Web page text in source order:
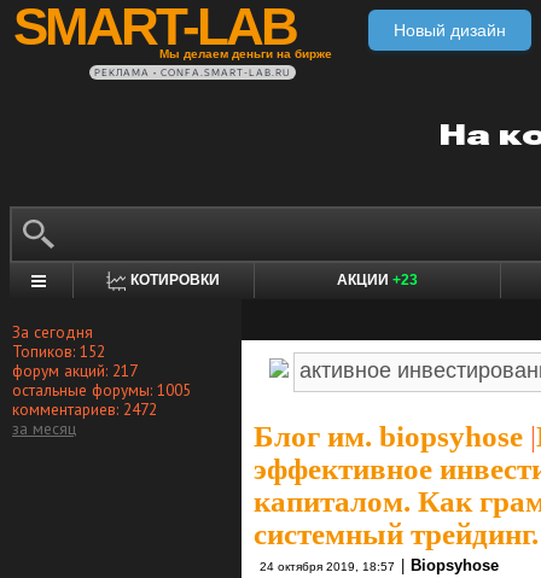
SMART-LAB
Мы делаем деньги на бирже
Новый дизайн
РЕКЛАМА • CONFA.SMART-LAB.RU
КОТИРОВКИ АКЦИИ +23
За сегодня
Топиков: 152
форум акций: 217
остальные форумы: 1005
комментариев: 2472
за месяц
Блог им. biopsyhose |
эффективное
капиталом. Как
системный трейдинг.
24 октября 2019, 18:57 Biopsyhose